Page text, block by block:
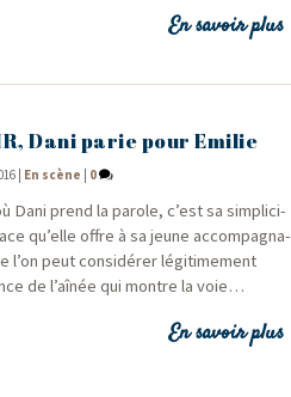
En savoir plus
Dani parie pour Emilie
En scène 0
Dani prend la parole, c’est sa sim­pli­ci­
qu’elle offre à sa jeune accom­pa­gna­
l’on peut consi­dé­rer légi­ti­me­ment
de l’aînée qui montre la voie…
En savoir plus